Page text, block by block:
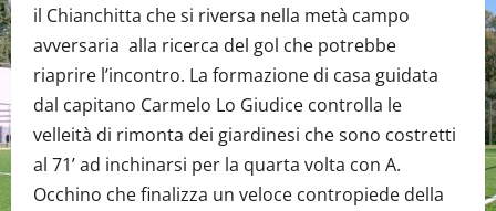
il Chianchitta che si riversa nella metà campo
avversaria alla ricerca del gol che potrebbe
riaprire l’incontro. La formazione di casa guidata
dal capitano Carmelo Lo Giudice controlla le
velleità di rimonta dei giardinesi che sono costretti
al 71’ ad inchinarsi per la quarta volta con A.
Occhino che finalizza un veloce contropiede della